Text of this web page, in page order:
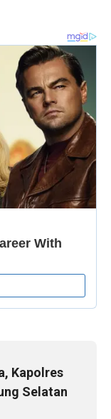
Kapolres
Selatan